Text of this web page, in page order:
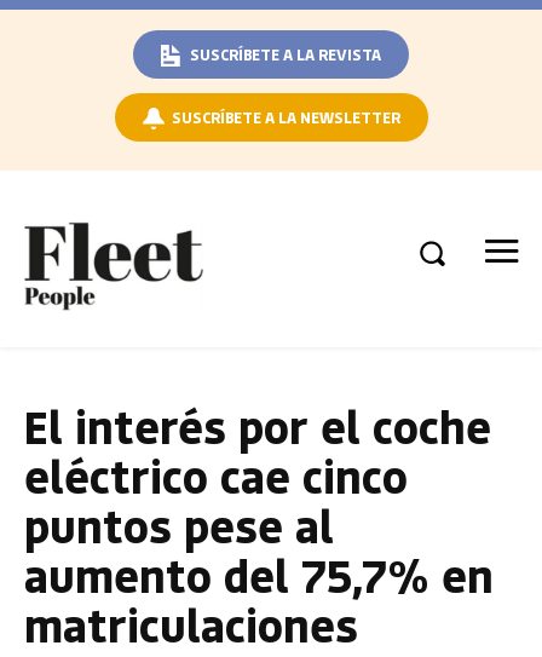
SUSCRÍBETE A LA REVISTA
SUSCRÍBETE A LA NEWSLETTER
El interés por el coche
eléctrico cae cinco
puntos pese al
aumento del 75,7% en
matriculaciones